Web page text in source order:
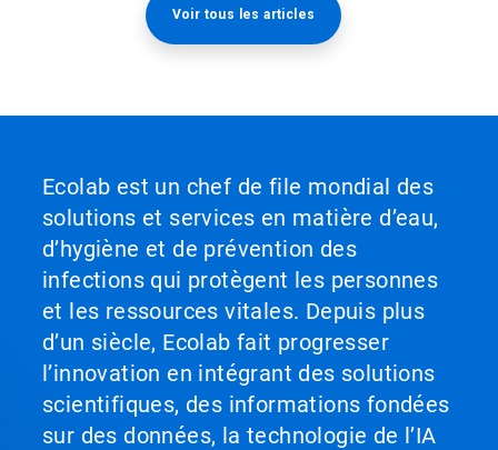
Voir tous les articles
Ecolab est un chef de file mondial des
solutions et services en matière d’eau,
d’hygiène et de prévention des
infections qui protègent les personnes
et les ressources vitales. Depuis plus
d’un siècle, Ecolab fait progresser
l’innovation en intégrant des solutions
scientifiques, des informations fondées
sur des données, la technologie de l’IA